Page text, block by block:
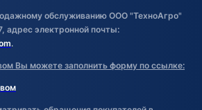
обслуживанию ООО "ТехноАгро"
адрес электронной почты:
.
Вы можете заполнить форму по ссылке: